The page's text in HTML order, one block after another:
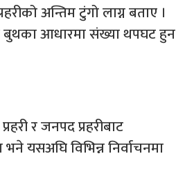
अन्तिम टुंगो लाग्न बताए ।
बुथका आधारमा संख्या थपघट हुन
र जनपद प्रहरीबाट
यसअघि विभिन्न निर्वाचनमा